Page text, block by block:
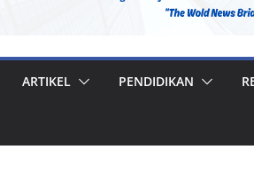
ARTIKEL PENDIDIKAN